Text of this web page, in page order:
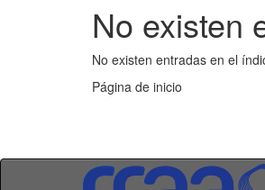
No existen
No existen entradas en el
Página de inicio